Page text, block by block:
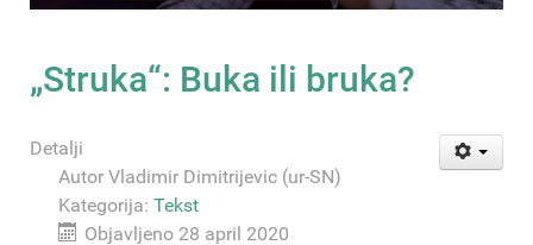
„Struka“: Buka ili bruka?
Detalji
Autor Vladimir Dimitrijevic (ur-SN)
Kategorija: Tekst
Objavljeno 28 april 2020